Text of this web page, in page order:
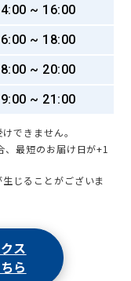
~ 16:00
~ 18:00
~ 20:00
~ 21:00
できません。
最短のお届け日が+1
じることがございま
ス
ら